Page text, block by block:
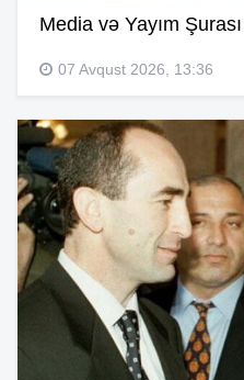
Media və Yayım
07 Avqust 2026, 13:36